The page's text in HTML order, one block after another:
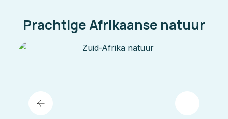
Prachtige Afrikaanse natuur